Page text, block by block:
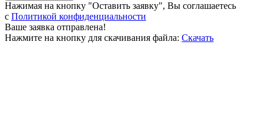
Нажимая на кнопку "Оставить заявку", Вы соглашаетесь
c Политикой конфиденциальности
Ваше заявка отправлена!
Нажмите на кнопку для скачивания файла: Скачать